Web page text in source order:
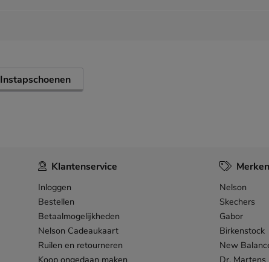
Instapschoenen
Klantenservice
Inloggen
Bestellen
Betaalmogelijkheden
Nelson Cadeaukaart
Ruilen en retourneren
Merken
Nelson
Skechers
Gabor
Birkenstock
New